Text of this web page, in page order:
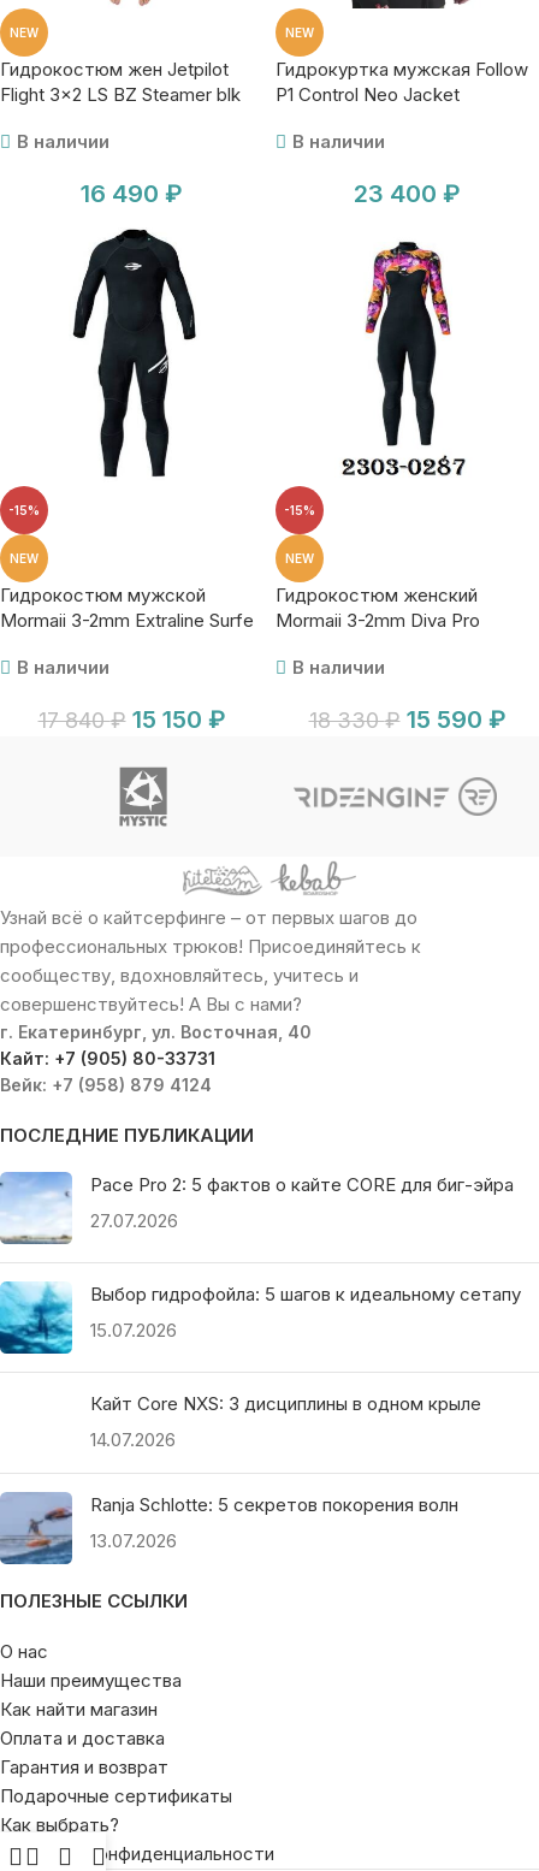
NEW
Гидрокостюм жен Jetpilot
Flight 3×2 LS BZ Steamer blk
В наличии
16 490 ₽
NEW
Гидрокуртка мужская Follow
P1 Control Neo Jacket
В наличии
23 400 ₽
-15%
NEW
Гидрокостюм мужской
Mormaii 3-2mm Extraline Surfe
В наличии
17 840₽ 15 150 ₽
-15%
NEW
Гидрокостюм женский
Mormaii 3-2mm Diva Pro
В наличии
18 330₽ 15 590 ₽
Узнай всё о кайтсерфинге – от первых шагов до
профессиональных трюков! Присоединяйтесь к
сообществу, вдохновляйтесь, учитесь и
совершенствуйтесь! А Вы с нами?
г. Екатеринбург, ул. Восточная, 40
Кайт: +7 (905) 80-33731
Вейк: +7 (958) 879 4124
ПОСЛЕДНИЕ ПУБЛИКАЦИИ
Pace Pro 2: 5 фактов о кайте CORE для биг-эйра
27.07.2026
Выбор гидрофойла: 5 шагов к идеальному сетапу
15.07.2026
Кайт Core NXS: 3 дисциплины в одном крыле
14.07.2026
Ranja Schlotte: 5 секретов покорения волн
13.07.2026
ПОЛЕЗНЫЕ ССЫЛКИ
О нас
Наши преимущества
Как найти магазин
Оплата и доставка
Гарантия и возврат
Подарочные сертификаты
Как выбрать?
Политика конфиденциальности